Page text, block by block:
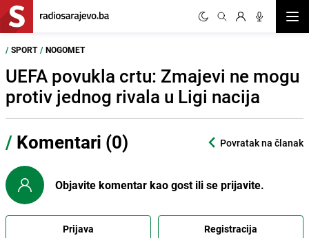
/ SPORT / NOGOMET
UEFA povukla crtu: Zmajevi ne mogu
protiv jednog rivala u Ligi nacija
/ Komentari (0) Povratak na članak
Objavite komentar kao gost ili se prijavite.
Prijava Registracija